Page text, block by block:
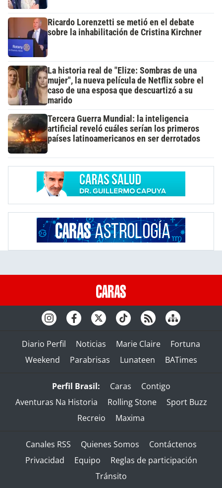
Ricardo Lorenzetti se metió en el debate
sobre la inhabilitación de Cristina Kirchner
La historia real de "Elize: Sombras de una
mujer", la nueva película de Netflix sobre el
caso de una esposa que descuartizó a su
marido
Tercera Guerra Mundial: la inteligencia
artificial reveló cuáles serían los primeros
países latinoamericanos en ser derrotados
Diario Perfil Noticias Marie Claire
Fortuna
Weekend
Parabrisas Lunateen BATimes
Perfil Brasil: Caras
Contigo
Aventuras Na Historia
Rolling Stone
Sport Buzz
Recreio
Maxima
Canales RSS Quienes Somos
Contáctenos
Privacidad
Equipo
Reglas de participación
Tránsito